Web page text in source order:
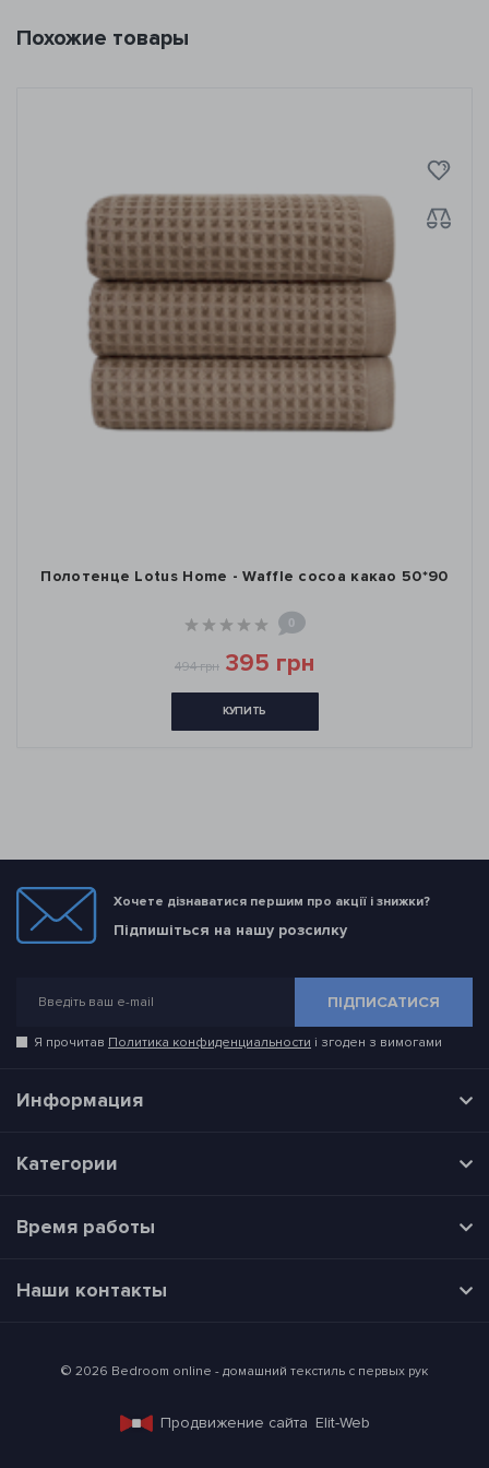
Похожие товары
Полотенце Lotus Home - Waffle cocoa какао 50*90
0
494 грн 395 грн
КУПИТЬ
Хочете дізнаватися першим про акції і знижки?
Підпишіться на нашу розсилку
ПІДПИСАТИСЯ
Я прочитав Политика конфиденциальности і згоден з вимогами
Информация
Категории
Время работы
Наши контакты
© 2026 Bedroom online - домашний текстиль с первых рук
Продвижение сайта Elit-Web